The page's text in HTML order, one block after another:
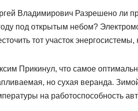
Владимирович Разрешено ли
под открытым небом?
тот участок
Прикинул, что самое
но сухая веранда.
на работоспособность